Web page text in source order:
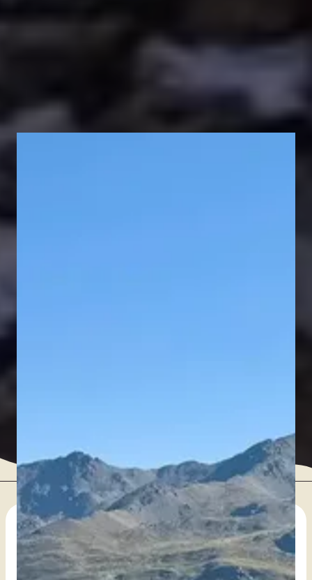
Net even wat anders
Welkom bijMandala Travel